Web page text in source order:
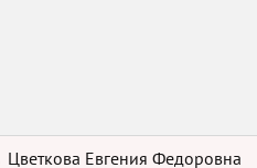
Цветкова Евгения Федоровна